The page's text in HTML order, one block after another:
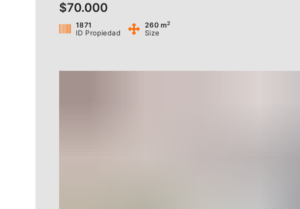
$70.000
1871
ID Propiedad
260 m2
Size